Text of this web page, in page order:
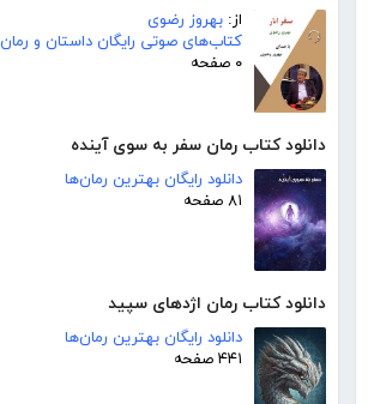
از: بهروز رضوی
کتاب‌های صوتی رایگان داستان و رمان
۰ صفحه
دانلود کتاب رمان سفر به سوی آینده
دانلود رایگان بهترین رمان‌ها
۸۱ صفحه
دانلود کتاب رمان اژدهای سپید
دانلود رایگان بهترین رمان‌ها
۴۴۱ صفحه